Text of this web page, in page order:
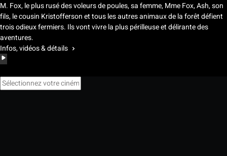
M. Fox, le plus rusé des voleurs de poules, sa femme, Mme Fox, Ash, son
fils, le cousin Kristofferson et tous les autres animaux de la forêt défient
trois odieux fermiers. Ils vont vivre la plus périlleuse et délirante des
aventures.
Infos, vidéos & détails